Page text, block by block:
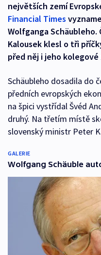
největších zemí
Financial Times
Wolfganga Schäubleho.
Kalousek klesl o tři
před něj i jeho kolegové
Schäubleho dosadila do
předních evropských
na špici vystřídal Švéd
druhý. Na třetím místě
slovenský ministr Peter
GALERIE
Wolfgang Schäuble